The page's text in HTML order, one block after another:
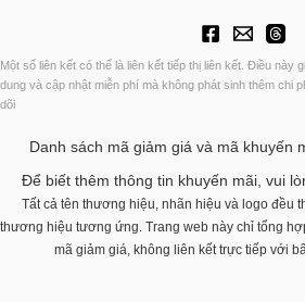
Một số liên kết có thể là liên kết tiếp thị liên kết. Điều này
dung và cập nhật miễn phí mà không phát sinh thêm chi
dõi
Danh sách mã giảm giá và mã khuyến
Để biết thêm thông tin khuyến mãi, vui
Tất cả tên thương hiệu, nhãn hiệu và logo đều
thương hiệu tương ứng. Trang web này chỉ tổng
mã giảm giá, không liên kết trực tiếp với